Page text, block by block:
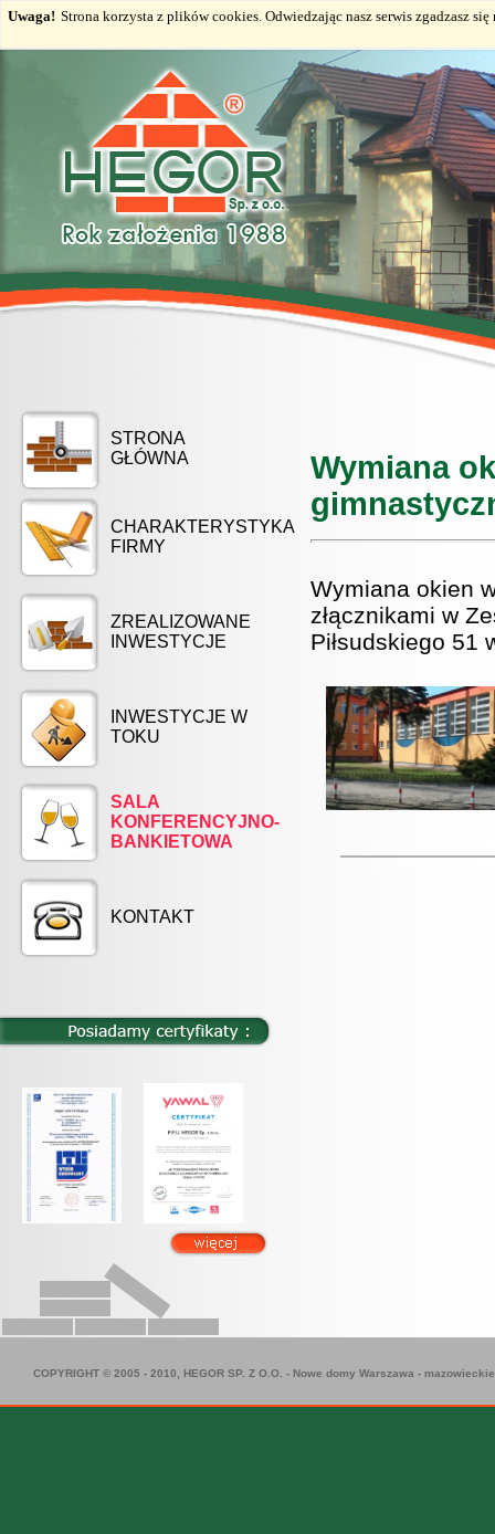
Uwaga! Strona korzysta z plików cookies. Odwiedzając nasz serwis zgadzasz
STRONA
GŁÓWNA
CHARAKTERYSTYKA
FIRMY
ZREALIZOWANE
INWESTYCJE
INWESTYCJE W
TOKU
SALA
KONFERENCYJNO-
BANKIETOWA
KONTAKT
Wymiana
Wymiana okien
złącznikami w
Piłsudskiego 51
COPYRIGHT © 2005 - 2010, HEGOR SP. Z O.O. - Nowe domy Warszawa - mazowieckie